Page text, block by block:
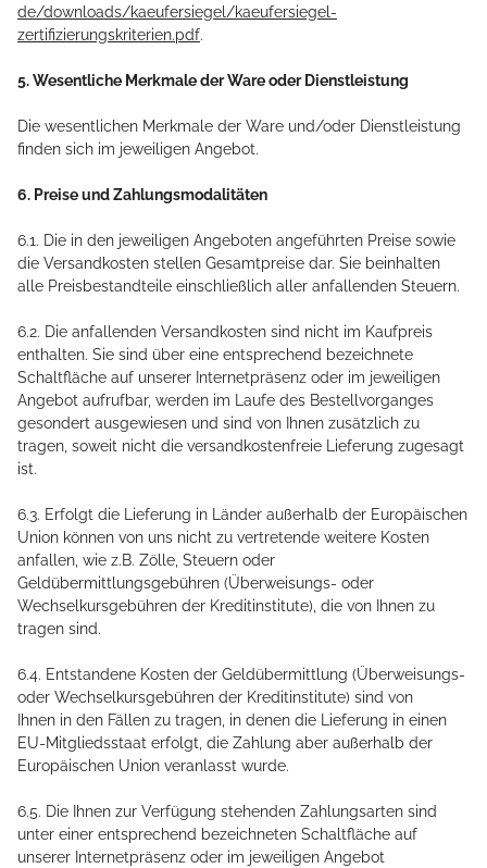
de/downloads/kaeufersiegel/kaeufersiegel-
zertifizierungskriterien.pdf.
5. Wesentliche Merkmale der Ware oder Dienstleistung
Die wesentlichen Merkmale der Ware und/oder Dienstleistung
finden sich im jeweiligen Angebot.
6. Preise und Zahlungsmodalitäten
6.1. Die in den jeweiligen Angeboten angeführten Preise sowie
die Versandkosten stellen Gesamtpreise dar. Sie beinhalten
alle Preisbestandteile einschließlich aller anfallenden Steuern.
6.2. Die anfallenden Versandkosten sind nicht im Kaufpreis
enthalten. Sie sind über eine entsprechend bezeichnete
Schaltfläche auf unserer Internetpräsenz oder im jeweiligen
Angebot aufrufbar, werden im Laufe des Bestellvorganges
gesondert ausgewiesen und sind von Ihnen zusätzlich zu
tragen, soweit nicht die versandkostenfreie Lieferung zugesagt
ist.
6.3. Erfolgt die Lieferung in Länder außerhalb der Europäischen
Union können von uns nicht zu vertretende weitere Kosten
anfallen, wie z.B. Zölle, Steuern oder
Geldübermittlungsgebühren (Überweisungs- oder
Wechselkursgebühren der Kreditinstitute), die von Ihnen zu
tragen sind.
6.4. Entstandene Kosten der Geldübermittlung (Überweisungs-
oder Wechselkursgebühren der Kreditinstitute) sind von
Ihnen in den Fällen zu tragen, in denen die Lieferung in einen
EU-Mitgliedsstaat erfolgt, die Zahlung aber außerhalb der
Europäischen Union veranlasst wurde.
6.5. Die Ihnen zur Verfügung stehenden Zahlungsarten sind
unter einer entsprechend bezeichneten Schaltfläche auf
unserer Internetpräsenz oder im jeweiligen Angebot